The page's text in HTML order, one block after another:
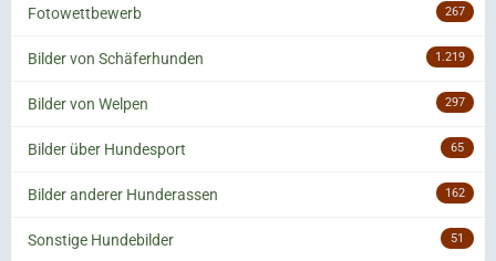
Fotowettbewerb 267
Bilder von Schäferhunden 1.219
Bilder von Welpen 297
Bilder über Hundesport 65
Bilder anderer Hunderassen 162
Sonstige Hundebilder 51